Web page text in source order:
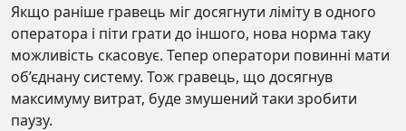
Якщо раніше гравець міг досягнути ліміту в одного
оператора і піти грати до іншого, нова норма таку
можливість скасовує. Тепер оператори повинні мати
об’єднану систему. Тож гравець, що досягнув
максимуму витрат, буде змушений таки зробити
паузу.